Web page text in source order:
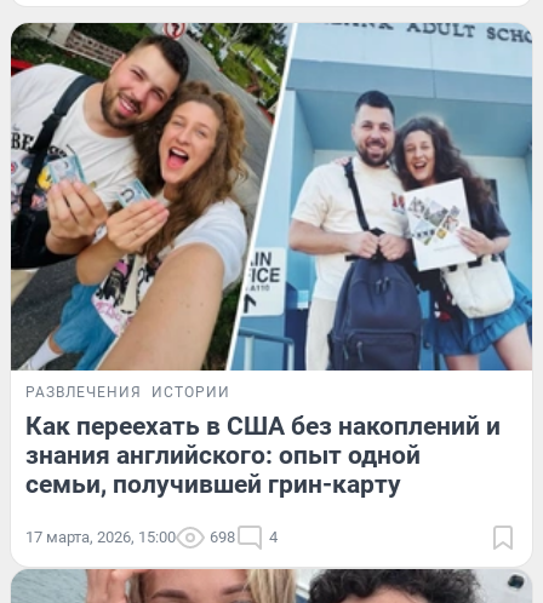
РАЗВЛЕЧЕНИЯ ИСТОРИИ
Как переехать в США без накоплений и
знания английского: опыт одной
семьи, получившей грин-карту
17 марта, 2026, 15:00 698 4